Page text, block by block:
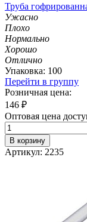
Труба
Ужасно
Плохо
Нормально
Хорошо
Отлично
Упаковка: 100
Перейти в группу
Розничная цена:
146 ₽
Оптовая цена
В корзину
Артикул: 2235